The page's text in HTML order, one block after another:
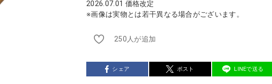
2026.07.01 価格改定
※画像は実物とは若干異なる場合がございます。
250人が追加
シェア ポスト LINEで送る